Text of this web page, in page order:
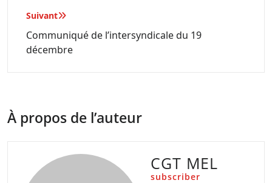
Suivant
Communiqué de l’intersyndicale du 19
décembre
À propos de l’auteur
CGT MEL
subscriber